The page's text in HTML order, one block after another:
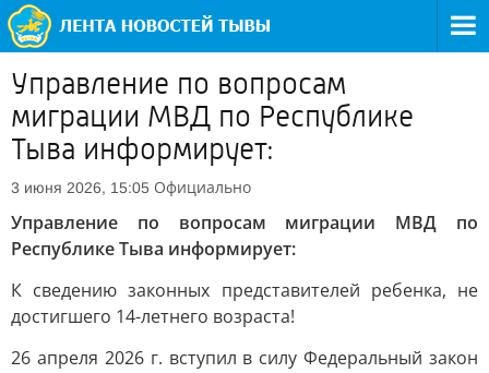
Управление по вопросам
миграции МВД по Республике
Тыва информирует:
3 июня 2026, 15:05 Официально
Управление по вопросам миграции МВД по
Республике Тыва информирует:
К сведению законных представителей ребенка, не
достигшего 14-летнего возраста!
26 апреля 2026 г. вступил в силу Федеральный закон